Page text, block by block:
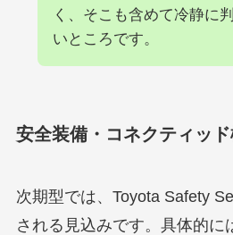
く、そこも含めて冷静に
いところです。
安全装備・コネクティッ
次期型では、Toyota Safety
される見込みです。具体的に